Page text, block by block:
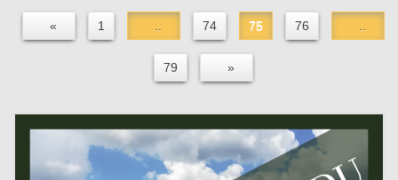
« 1 .. 74 75 76 ..
79 »